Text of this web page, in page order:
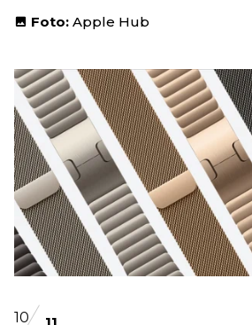
Foto: Apple Hub
10